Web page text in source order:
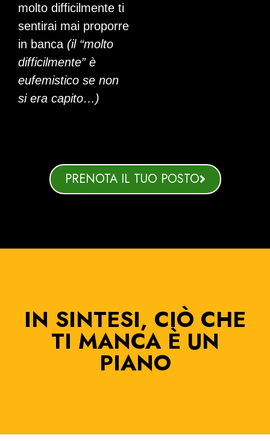
molto difficilmente ti
sentirai mai proporre
in banca (il “molto
difficilmente” è
eufemistico se non
si era capito…)
PRENOTA IL TUO POSTO
IN SINTESI, CIÒ CHE
TI MANCA È UN
PIANO